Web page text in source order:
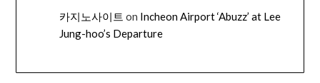
카지노사이트 on Incheon Airport ‘Abuzz’ at Lee
Jung-hoo’s Departure